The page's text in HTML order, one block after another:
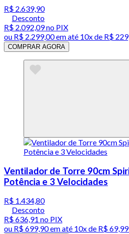
R$ 2.639,90
Desconto
R$ 2.092,09no PIX
ou R$ 2.299,00em até 10x de R$
COMPRAR AGORA
Ventilador de Torre 90cm
Potência e 3 Velocidades
R$ 1.434,80
Desconto
R$ 636,91 no PIX
ou R$ 699,90em até 10x de R$